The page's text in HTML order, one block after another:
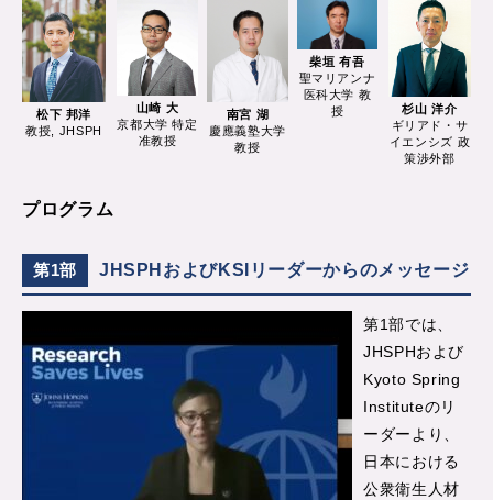
松下 邦洋
教授, JHSPH
山崎 大
京都大学 特定
准教授
南宮 湖
慶應義塾大学
教授
柴垣 有吾
聖マリアンナ
医科大学 教
授
杉山 洋介
ギリアド・サ
イエンシズ 政
策渉外部
プログラム
第1部 JHSPHおよびKSIリーダーからのメッセージ
第1部では、
JHSPHおよび
Kyoto Spring
Instituteのリ
ーダーより、
日本における
公衆衛生人材